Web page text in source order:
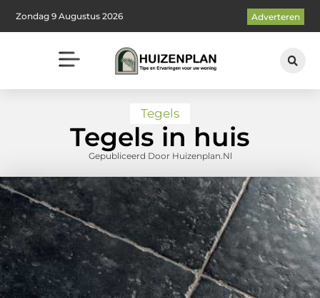
Zondag 9 Augustus 2026 Adverteren
Tegels
Tegels in huis
Gepubliceerd Door Huizenplan.nl